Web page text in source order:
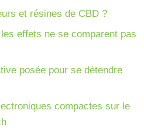
et résines de CBD ?
effets ne se comparent pas
posée pour se détendre
compactes sur le